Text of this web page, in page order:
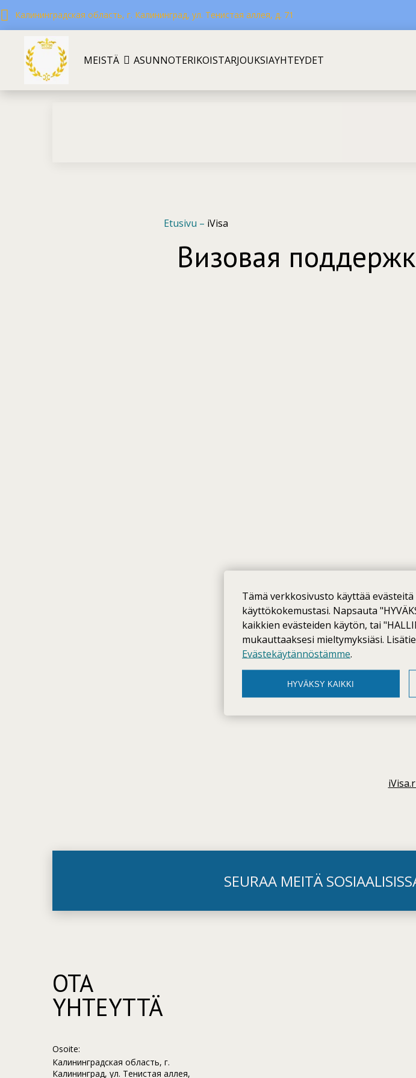
Tämä verkkosivusto käyttää
käyttökokemustasi. Napsauta
kaikkien evästeiden käytön, tai
mukauttaaksesi mieltymyksiäsi.
Evästekäytännöstämme.
HYVÄKSY KAIKKI
Калининградская область, г. Калининград, ул. Тенистая аллея, д. 71
MEISTÄ ASUNNOTERIKOISTARJOUKSIAYHTEYDET
Etusivu – iVisa
Визовая
SEURAA MEITÄ
OTA
YHTEYTTÄ
Osoite:
Калининградская область, г.
Калининград, ул. Тенистая аллея,